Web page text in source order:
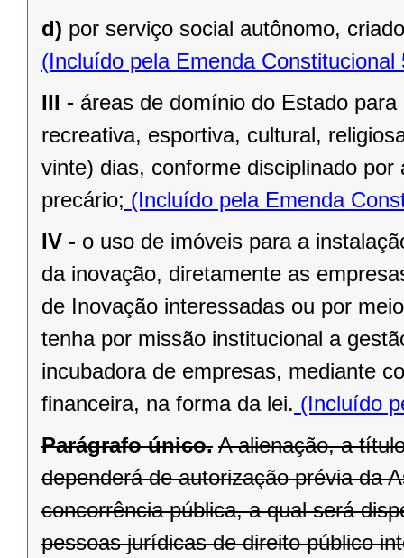
d) por serviço social autônomo,
(Incluído pela Emenda Constitucional
III - áreas de domínio do Estado
recreativa, esportiva, cultural,
vinte) dias, conforme disciplinado
precário; (Incluído pela Emenda
IV - o uso de imóveis para a
da inovação, diretamente as
de Inovação interessadas ou por
tenha por missão institucional a
incubadora de empresas, mediante
financeira, na forma da lei. (Incluído
Parágrafo único. A alienação, a
dependerá de autorização prévia da
concorrência pública, a qual será
pessoas jurídicas de direito público